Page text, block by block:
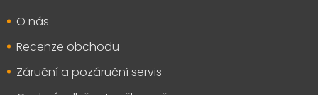
O nás
Recenze obchodu
Záruční a pozáruční servis